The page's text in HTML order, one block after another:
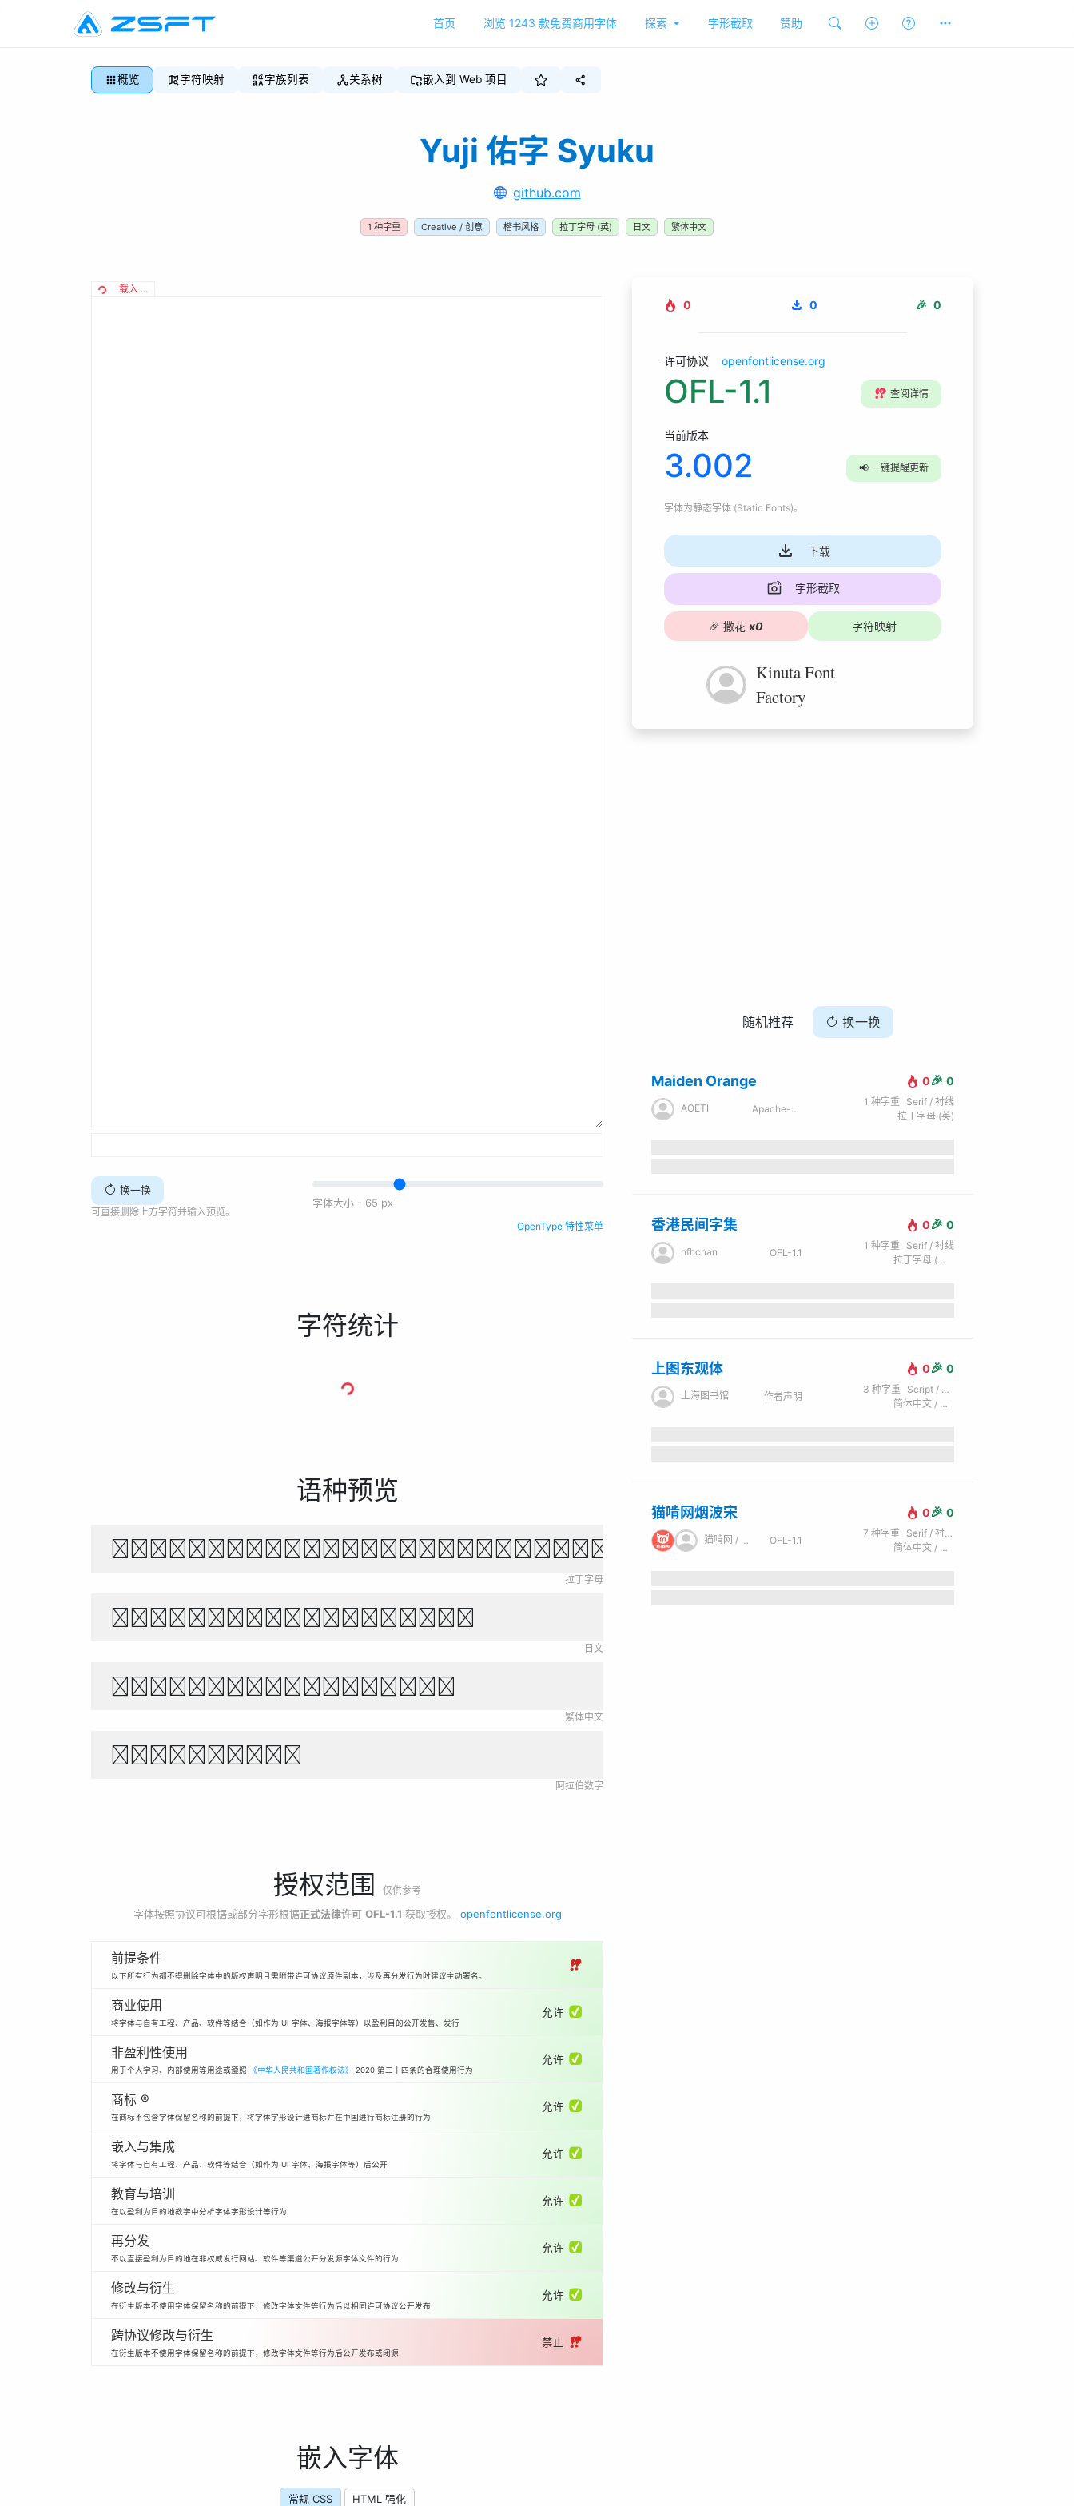
首页 浏览 1243 款免费商用字体 探索 字形截取 赞助
概览 字符映射 字族列表 关系树 嵌入到 Web 项目
Yuji 佑字 Syuku
github.com
1 种字重 Creative / 创意 楷书风格 拉丁字母 (英) 日文 繁体中文
载入 ...
换一换
可直接删除上方字符并输入预览。
字体大小 - 65 px
OpenType 特性菜单
字符统计
语种预览
The quick brown fox jumps over the lazy dog.
拉丁字母
あきのよの つきにさびしき をがはらや
日文
世界宇宙浩瀚無垠，科技創新永無止境。
繁体中文
1234567890
阿拉伯数字
授权范围 仅供参考
字体按照协议可根据或部分字形根据正式法律许可 OFL-1.1 获取授权。 openfontlicense.org
前提条件
以下所有行为都不得删除字体中的版权声明且需附带许可协议原件副本，涉及再分发行为时建议主动署名。
‼
商业使用
将字体与自有工程、产品、软件等结合（如作为 UI 字体、海报字体等）以盈利目的公开发售、发行
允许 ✅
非盈利性使用
用于个人学习、内部使用等用途或遵照 《中华人民共和国著作权法》 2020 第二十四条的合理使用行为
允许 ✅
商标 ®
在商标不包含字体保留名称的前提下，将字体字形设计进商标并在中国进行商标注册的行为
允许 ✅
嵌入与集成
将字体与自有工程、产品、软件等结合（如作为 UI 字体、海报字体等）后公开
允许 ✅
教育与培训
在以盈利为目的地教学中分析字体字形设计等行为
允许 ✅
再分发
不以直接盈利为目的地在非权威发行网站、软件等渠道公开分发源字体文件的行为
允许 ✅
修改与衍生
在衍生版本不使用字体保留名称的前提下，修改字体文件等行为后以相同许可协议公开发布
允许 ✅
跨协议修改与衍生
在衍生版本不使用字体保留名称的前提下，修改字体文件等行为后公开发布或闭源
禁止 ‼️
嵌入字体
常规 CSS HTML 强化
0 0 🎉 0
许可协议 openfontlicense.org
OFL-1.1 ⁉️ 查阅详情
当前版本
3.002 📢 一键提醒更新
字体为静态字体 (Static Fonts)。
下载
字形截取
🎉 撒花 x0 字符映射
Kinuta Font
Factory
随机推荐 换一换
Maiden Orange 0🎉 0
AOETI Apache-2.0
1 种字重
Serif / 衬线
拉丁字母 (英)
香港民间字集 0🎉 0
hfhchan OFL-1.1
1 种字重
Serif / 衬线
拉丁字母 (英) / 繁体中文
上图东观体 0🎉 0
上海图书馆 作者声明
3 种字重
Script / 手写
简体中文 / 拉丁字母 (英) / 繁体中文
猫啃网烟波宋 0🎉 0
猫啃网 / 新愚公 OFL-1.1
7 种字重
Serif / 衬线
简体中文 / 拉丁字母 (英) / 西里尔字母 (俄) / 日文 / 谚文 / 繁体中文 / 希腊文